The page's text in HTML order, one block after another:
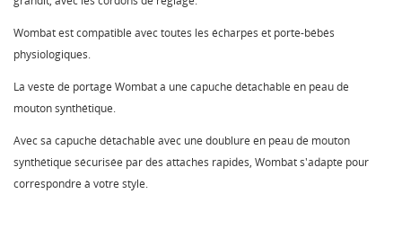
Wombat est compatible avec toutes les écharpes et porte-bébés
physiologiques.
La veste de portage Wombat a une capuche détachable en peau de
mouton synthétique.
Avec sa capuche détachable avec une doublure en peau de mouton
synthétique sécurisée par des attaches rapides, Wombat s'adapte pour
correspondre à votre style.